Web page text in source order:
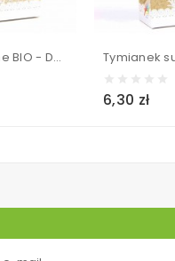
Oregano suszone BIO - Dary Natury 20 g
6,30 zł